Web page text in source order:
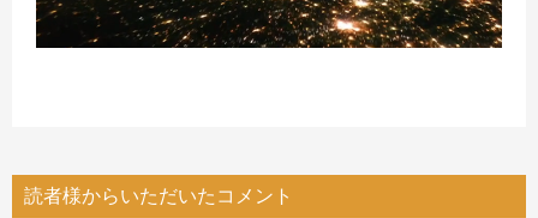
読者様からいただいたコメント